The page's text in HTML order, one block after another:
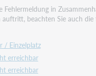
Fehlermeldung in
auftritt, beachten Sie auch
/ Einzelplatz
erreichbar
erreichbar